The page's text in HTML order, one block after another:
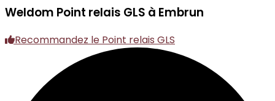
Weldom Point relais GLS à Embrun
Recommandez le Point relais GLS